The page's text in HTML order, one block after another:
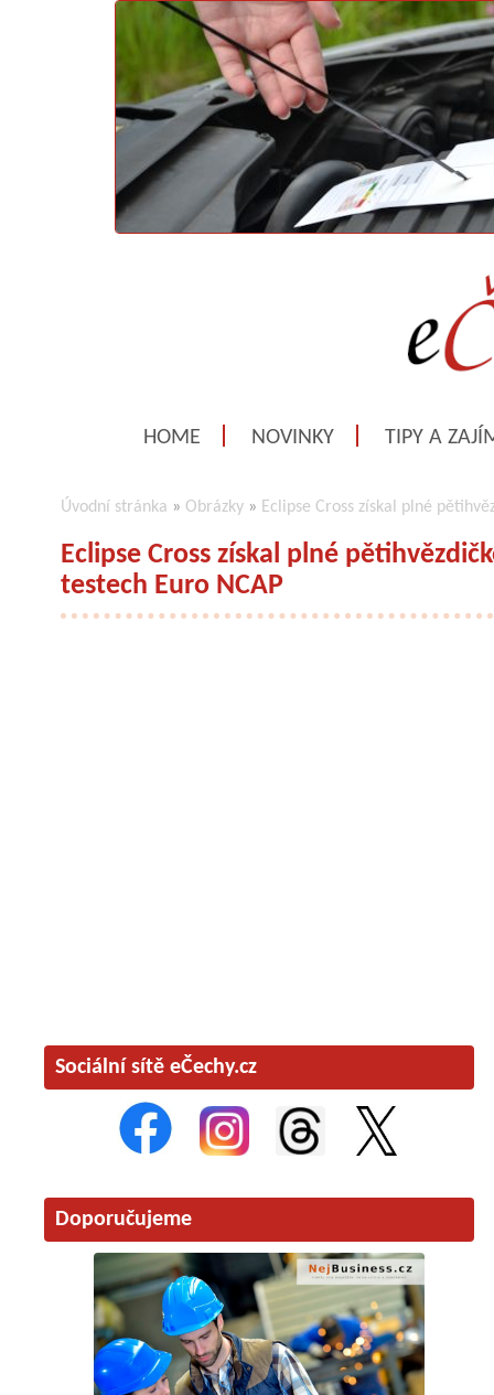
HOME NOVINKY TIPY A
Úvodní stránka » Obrázky » Eclipse Cross získal plné
Eclipse Cross získal plné
testech Euro NCAP
Sociální sítě eČechy.cz
Doporučujeme